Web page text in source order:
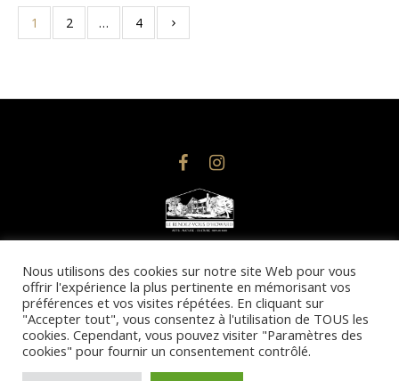
1 2 … 4
© 2025 @droits d’auteurs, Le Rendez-vous d’Howard | Design
& Conception Web : Imacom Communications
Toute reproduction totale ou partielle du site est strictement
interdite.
Politique de confidentialité
Nous utilisons des cookies sur notre site Web pour vous
offrir l'expérience la plus pertinente en mémorisant vos
préférences et vos visites répétées. En cliquant sur
"Accepter tout", vous consentez à l'utilisation de TOUS les
cookies. Cependant, vous pouvez visiter "Paramètres des
cookies" pour fournir un consentement contrôlé.